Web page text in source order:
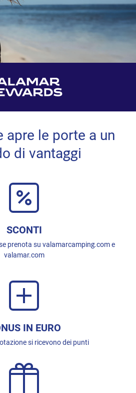
apre le porte a un
di vantaggi
SCONTI
prenota su valamarcamping.com e
valamar.com
IN EURO
si ricevono dei punti